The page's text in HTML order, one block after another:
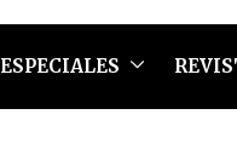
ESPECIALES